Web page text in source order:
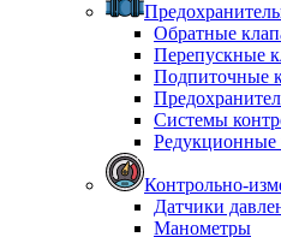
Обратные
Перепускные
Подпиточные
Системы
Редукционные
Контрольно-
Датчики
Манометры